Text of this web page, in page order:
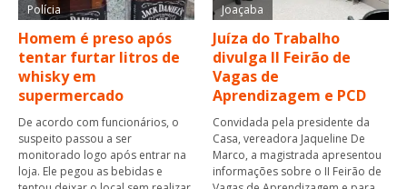
Polícia
Homem é preso após
tentar furtar litros de
whisky em
supermercado
De acordo com funcionários, o
suspeito passou a ser
monitorado logo após entrar na
loja. Ele pegou as bebidas e
Joaçaba
Juíza do Trabalho
divulga II Feirão de
Vagas de
Aprendizagem e PCD
Convidada pela presidente da
Casa, vereadora Jaqueline De
Marco, a magistrada apresentou
informações sobre o II Feirão de